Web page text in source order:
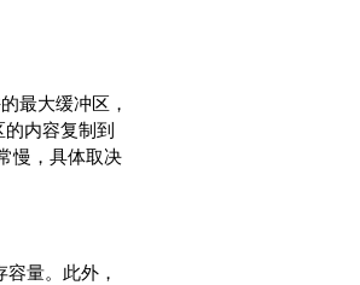
最大缓冲区，
内容复制到
慢，具体取决
量。此外，